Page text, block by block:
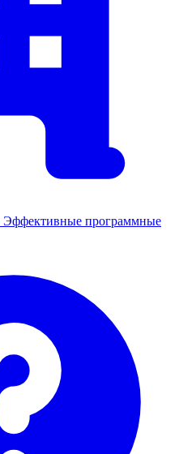
Эффективные программные